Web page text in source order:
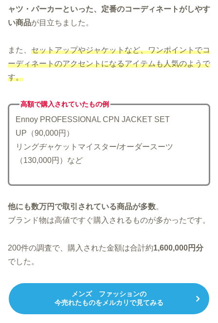
ャツ・パーカーといった、定番のコーディネートがしやす
い商品が目立ちました。
また、 セットアップやジャケットなど、ワンポイントでコ
ーディネートのアクセントになるアイテムも人気のようで
す。
高額で購入されていたもの例
Ennoy PROFESSIONAL CPN JACKET SET
UP（90,000円）
リングヂャケットマイスター/オーダースーツ
（130,000円）など
他にも数万円で取引されている商品が多数。
ブランド物は高値ですぐ購入されるものが多かったです。
200件の調査で、購入された金額は合計約1,600,000円分
でした。
メンズ ファッションの
今売れたものをメルカリで見てみる